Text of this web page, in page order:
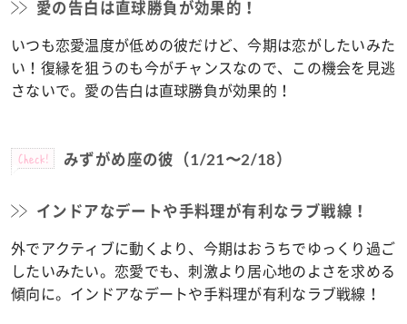
愛の告白は直球勝負が効果的！
いつも恋愛温度が低めの彼だけど、今期は恋がしたいみた
い！復縁を狙うのも今がチャンスなので、この機会を見逃
さないで。愛の告白は直球勝負が効果的！
Check! みずがめ座の彼（1/21〜2/18）
インドアなデートや手料理が有利なラブ戦線！
外でアクティブに動くより、今期はおうちでゆっくり過ご
したいみたい。恋愛でも、刺激より居心地のよさを求める
傾向に。インドアなデートや手料理が有利なラブ戦線！